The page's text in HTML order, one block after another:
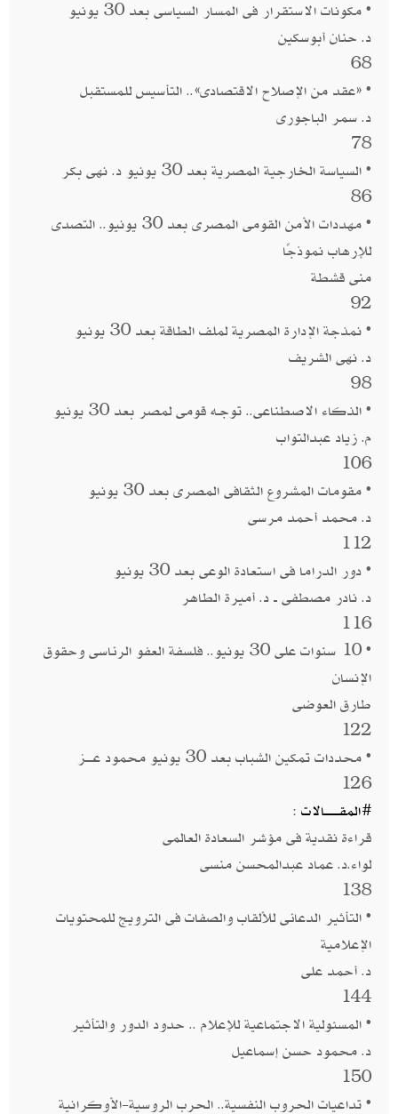
• مكونات الاستقرار فى المسار السياسى بعد 30 يونيو
د. حنان أبوسكين
68
• «عقد من الإصلاح الاقتصادى».. التأسيس للمستقبل
د. سمر الباجورى
78
• السياسة الخارجية المصرية بعد 30 يونيو د. نهى بكر
86
• مهددات الأمن القومى المصرى بعد 30 يونيو.. التصدى
للإرهاب نموذجًا
منى قشطة
92
• نمذجة الإدارة المصرية لملف الطاقة بعد 30 يونيو
د. نهى الشريف
98
• الذكاء الاصطناعى.. توجـه قومى لمصر بعد 30 يونيو
م. زياد عبدالتواب
106
• مقومات المشروع الثقافى المصرى بعد 30 يونيو
د. محمد أحمد مرسى
112
• دور الدراما فى استعادة الوعى بعد 30 يونيو
د. نادر مصطفى ــ د. أميرة الطاهر
116
• 10 سنوات على 30 يونيو.. فلسفة العفو الرئاسى وحقوق
الإنسان
طارق العوضى
122
• محددات تمكين الشباب بعد 30 يونيو محمود عــــز
126
#المقــــــــالات :
قراءة نقدية فى مؤشر السعادة العالمى
لواء.د. عماد عبدالمحسن منسى
138
• التأثير الدعائى للألقاب والصفات فى الترويج للمحتويات
الإعلامية
د. أحمد على
144
• المسئولية الاجتماعية للإعلام .. حدود الدور والتأثير
د. محمود حسن إسماعيل
150
• تداعيات الحروب النفسية.. الحرب الروسية-الأوكرانية